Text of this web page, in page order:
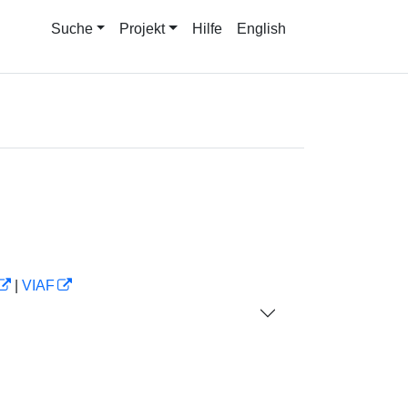
Suche Projekt Hilfe English
VIAF